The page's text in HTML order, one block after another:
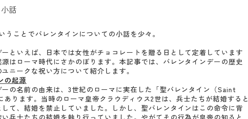
話
うことでバレンタインについての小話を少々。
といえば、日本では女性がチョコレートを贈る日として定着しています
はローマ時代にさかのぼります。本記事では、バレンタインデーの歴史
ニークな祝い方について紹介します。
の起源
ーの名前の由来は、3世紀のローマに実在した「聖バレンタイン（Saint
あります。当時のローマ皇帝クラウディウス2世は、兵士たちが結婚すると
て、結婚を禁止していました。しかし、聖バレンタインはこの命令に背